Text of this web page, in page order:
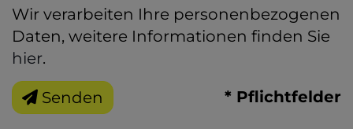
Wir verarbeiten Ihre personenbezogenen
Daten, weitere Informationen finden Sie
hier.
Senden * Pflichtfelder